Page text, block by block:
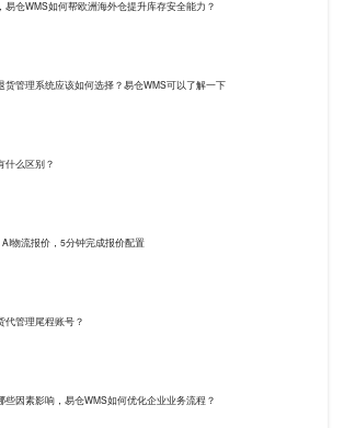
易仓WMS如何帮欧洲海外仓提升库存安全能力？
货管理系统应该如何选择？易仓WMS可以了解一下
什么区别？
物流报价，5分钟完成报价配置
代管理尾程账号？
些因素影响，易仓WMS如何优化企业业务流程？